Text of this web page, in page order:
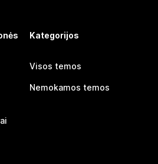
Kategorijos
Visos temos
Nemokamos temos